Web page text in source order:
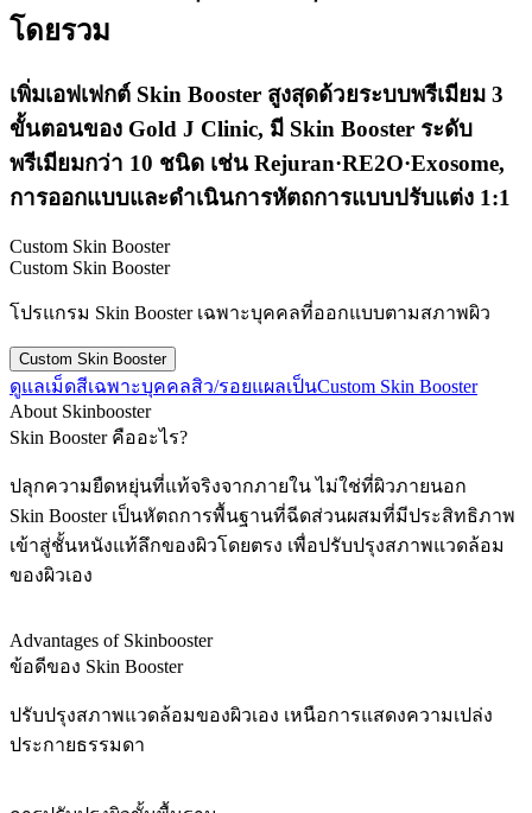
โดยรวม
เพิ่มเอฟเฟกต์ Skin Booster สูงสุดด้วยระบบพรีเมียม 3
ขั้นตอนของ Gold J Clinic, มี Skin Booster ระดับ
พรีเมียมกว่า 10 ชนิด เช่น Rejuran·RE2O·Exosome,
การออกแบบและดำเนินการหัตถการแบบปรับแต่ง 1:1
Custom Skin Booster
Custom Skin Booster
โปรแกรม Skin Booster เฉพาะบุคคลที่ออกแบบตามสภาพผิว
Custom Skin Booster
ดูแลเม็ดสีเฉพาะบุคคลสิว/รอยแผลเป็นCustom Skin Booster
About Skinbooster
Skin Booster คืออะไร?
ปลุกความยืดหยุ่นที่แท้จริงจากภายใน ไม่ใช่ที่ผิวภายนอก
Skin Booster เป็นหัตถการพื้นฐานที่ฉีดส่วนผสมที่มีประสิทธิภาพ
เข้าสู่ชั้นหนังแท้ลึกของผิวโดยตรง เพื่อปรับปรุงสภาพแวดล้อม
ของผิวเอง
Advantages of Skinbooster
ข้อดีของ Skin Booster
ปรับปรุงสภาพแวดล้อมของผิวเอง เหนือการแสดงความเปล่ง
ประกายธรรมดา